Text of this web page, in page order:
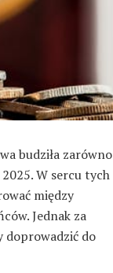
budziła zarówno
W sercu tych
między
Jednak za
doprowadzić do